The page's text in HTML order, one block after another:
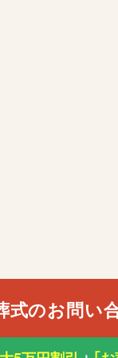
式のお問い